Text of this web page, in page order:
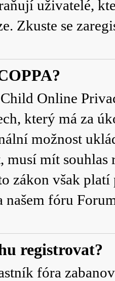
uživatelé,
Zkuste se
Online
který má za
možnost
musí mít
zákon však
našem fóru
registrovat?
fóra